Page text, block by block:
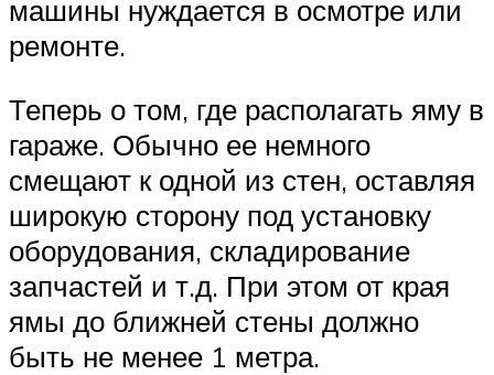
машины нуждается в осмотре или
ремонте.
Теперь о том, где располагать яму в
гараже. Обычно ее немного
смещают к одной из стен, оставляя
широкую сторону под установку
оборудования, складирование
запчастей и т.д. При этом от края
ямы до ближней стены должно
быть не менее 1 метра.